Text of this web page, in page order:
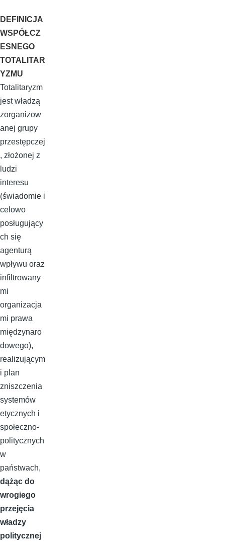
DEFINICJA
WSPÓŁCZ
ESNEGO
TOTALITAR
YZMU
Totalitaryzm
jest władzą
zorganizow
anej grupy
przestępczej
, złożonej z
ludzi
interesu
(świadomie i
celowo
posługujący
ch się
agenturą
wpływu oraz
infiltrowany
mi
organizacja
mi prawa
międzynaro
dowego),
realizującym
i plan
zniszczenia
systemów
etycznych i
społeczno-
politycznych
w
państwach,
dążąc do
wrogiego
przejęcia
władzy
politycznej